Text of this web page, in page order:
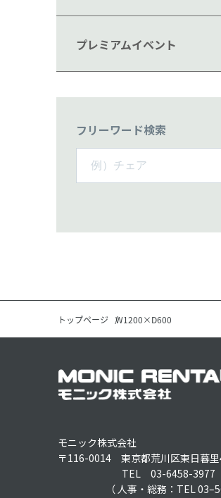
プレミアムイベント
フリーワード検索
トップページ W1200×D600
モニック株式会社
〒116-0014 東京都荒川区東日暮
TEL 03-6458-3977
（ 人事・総務：TEL